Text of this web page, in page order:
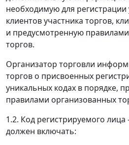
необходимую для регистрации
клиентов участника торгов,
и предусмотренную
торгов.
Организатор торговли
торгов о присвоенных
уникальных кодах в порядке,
правилами организованных
1.2. Код регистрируемого лица
должен включать: